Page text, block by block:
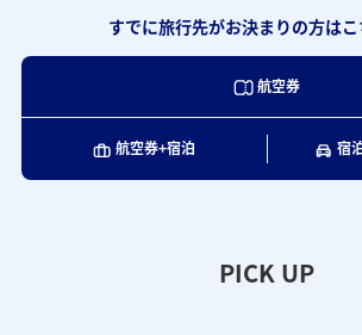
・
ツ
ア
ー
すでに旅行先がお決まりの方は
航空券
航空券+宿泊 宿
PICK UP